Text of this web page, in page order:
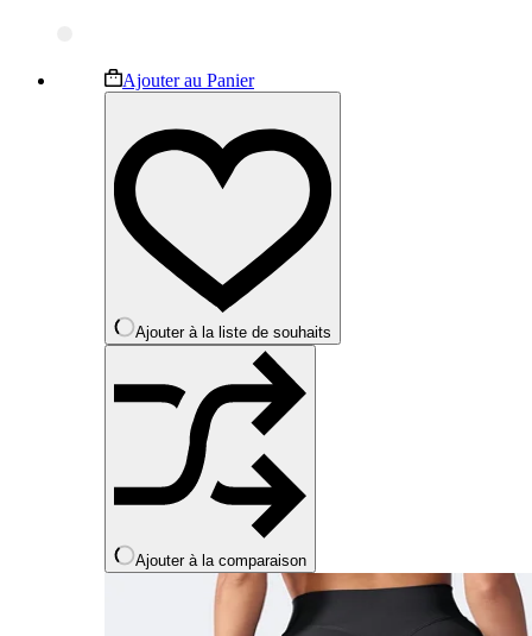
Ajouter au PanierCe
produit
plusieurs
variations.
options
peuvent
être
choisies
sur
page
du
produit
Ajouter à la liste de souhaits
Ajouter à la comparaison